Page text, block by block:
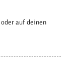
oder auf deinen